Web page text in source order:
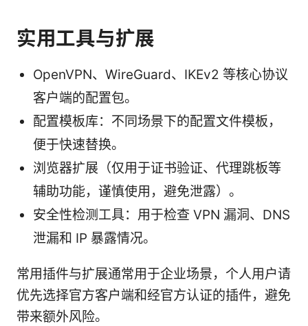
实用工具与扩展
OpenVPN、WireGuard、IKEv2 等核心协议
客户端的配置包。
配置模板库：不同场景下的配置文件模板，
便于快速替换。
浏览器扩展（仅用于证书验证、代理跳板等
辅助功能，谨慎使用，避免泄露）。
安全性检测工具：用于检查 VPN 漏洞、DNS
泄漏和 IP 暴露情况。
常用插件与扩展通常用于企业场景，个人用户请
优先选择官方客户端和经官方认证的插件，避免
带来额外风险。